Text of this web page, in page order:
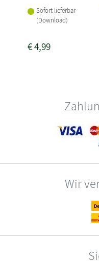
Sofort lieferbar
(Download)
€4,99
Wir